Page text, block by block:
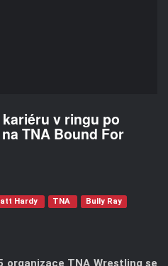
v ringu po
TNA Bound For
Hardy TNA Bully Ray
organizace TNA Wrestling se